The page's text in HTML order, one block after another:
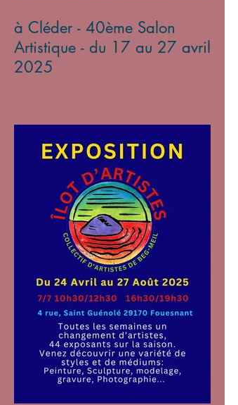
à Cléder - 40ème Salon
Artistique - du 17 au 27 avril
2025